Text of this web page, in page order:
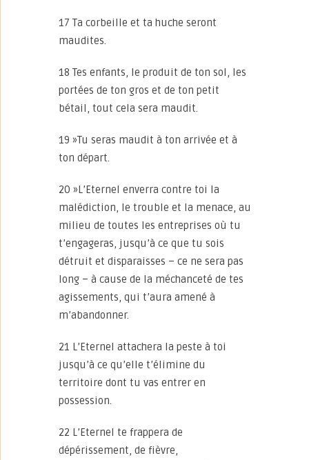
17 Ta corbeille et ta huche seront
maudites.
18 Tes enfants, le produit de ton sol, les
portées de ton gros et de ton petit
bétail, tout cela sera maudit.
19 »Tu seras maudit à ton arrivée et à
ton départ.
20 »L’Eternel enverra contre toi la
malédiction, le trouble et la menace, au
milieu de toutes les entreprises où tu
t’engageras, jusqu’à ce que tu sois
détruit et disparaisses – ce ne sera pas
long – à cause de la méchanceté de tes
agissements, qui t’aura amené à
m’abandonner.
21 L’Eternel attachera la peste à toi
jusqu’à ce qu’elle t’élimine du
territoire dont tu vas entrer en
possession.
22 L’Eternel te frappera de
dépérissement, de fièvre,